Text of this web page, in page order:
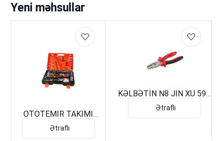
Yeni məhsullar
OTOTEMIR TAKIMI
Ətraflı
KƏLBƏTİN N8 JIN XU 598
Ətraflı